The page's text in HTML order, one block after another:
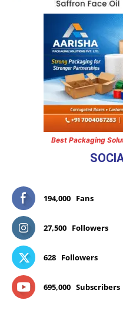
Best Packaging
194,000 Fans
27,500 Followers
628 Followers
695,000 Subscribers